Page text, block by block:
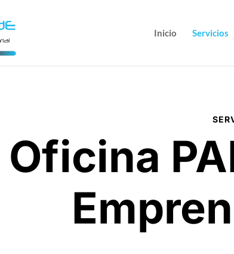
Inicio Servicios
Oficina